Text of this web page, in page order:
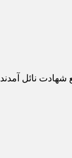
نائل آمدند